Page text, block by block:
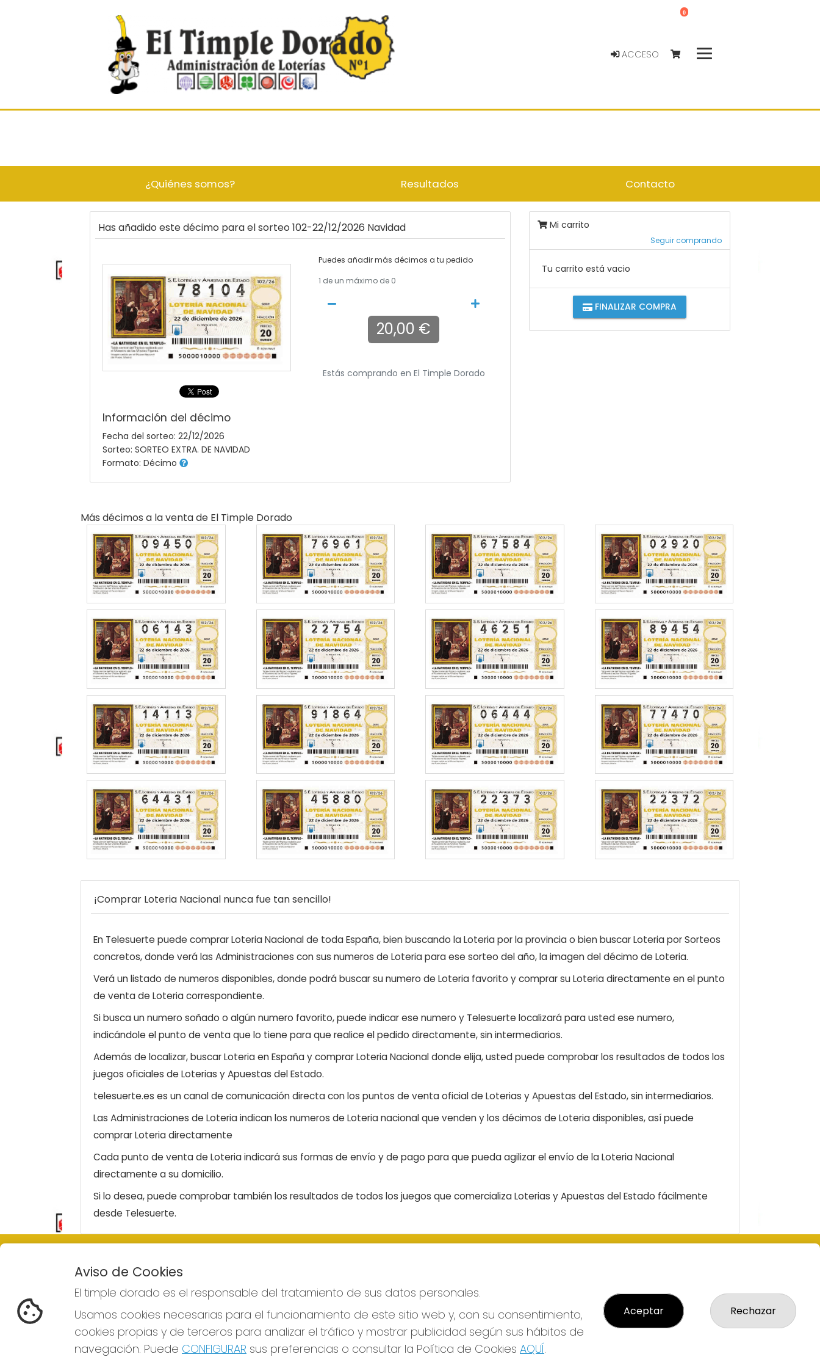
ACCESO
0
¿Quiénes somos? Resultados Contacto
Has añadido este décimo para el sorteo 102-22/12/2026 Navidad
Información del décimo
Fecha del sorteo: 22/12/2026
Sorteo: SORTEO EXTRA. DE NAVIDAD
Formato: Décimo
Puedes añadir más décimos a tu pedido
1 de un máximo de 0
20,00 €
Estás comprando en El Timple Dorado
Mi carrito
Seguir comprando
Tu carrito está vacio
FINALIZAR COMPRA
Más décimos a la venta de El Timple Dorado
¡Comprar Loteria Nacional nunca fue tan sencillo!
En Telesuerte puede comprar Loteria Nacional de toda España, bien buscando la Loteria por la provincia o bien buscar Loteria por Sorteos
concretos, donde verá las Administraciones con sus numeros de Loteria para ese sorteo del año, la imagen del décimo de Loteria.
Verá un listado de numeros disponibles, donde podrá buscar su numero de Loteria favorito y comprar su Loteria directamente en el punto
de venta de Loteria correspondiente.
Si busca un numero soñado o algún numero favorito, puede indicar ese numero y Telesuerte localizará para usted ese numero,
indicándole el punto de venta que lo tiene para que realice el pedido directamente, sin intermediarios.
Además de localizar, buscar Loteria en España y comprar Loteria Nacional donde elija, usted puede comprobar los resultados de todos los
juegos oficiales de Loterias y Apuestas del Estado.
telesuerte.es es un canal de comunicación directa con los puntos de venta oficial de Loterias y Apuestas del Estado, sin intermediarios.
Las Administraciones de Loteria indican los numeros de Loteria nacional que venden y los décimos de Loteria disponibles, así puede
comprar Loteria directamente
Cada punto de venta de Loteria indicará sus formas de envío y de pago para que pueda agilizar el envío de la Loteria Nacional
directamente a su domicilio.
Si lo desea, puede comprobar también los resultados de todos los juegos que comercializa Loterias y Apuestas del Estado fácilmente
desde Telesuerte.
EL TIMPLE DORADO
¿Quiénes somos?
Comprar lotería
Resultados
Empresas
Boletos digitales
Acceso
ADMINISTRACION DE LOTERIAS Nº1-
LAS PALMAS - Receptor Oficial
928317168
web@eltimpledorado.com
Calle Mendizábal 1 - Local 11, Las Palmas
Política de Privacidad
Política de Cookies
Condiciones de Compra
Aviso de Cookies
El timple dorado es el responsable del tratamiento de sus datos personales.
Usamos cookies necesarias para el funcionamiento de este sitio web y, con su consentimiento,
cookies propias y de terceros para analizar el tráfico y mostrar publicidad según sus hábitos de
navegación. Puede CONFIGURAR sus preferencias o consultar la Política de Cookies AQUÍ.
Aceptar Rechazar